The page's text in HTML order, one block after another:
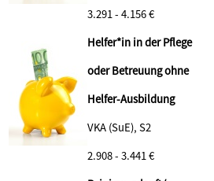
3.291 - 4.156 €
Helfer*in in der Pflege
oder Betreuung ohne
Helfer-Ausbildung
VKA (SuE), S2
2.908 - 3.441 €